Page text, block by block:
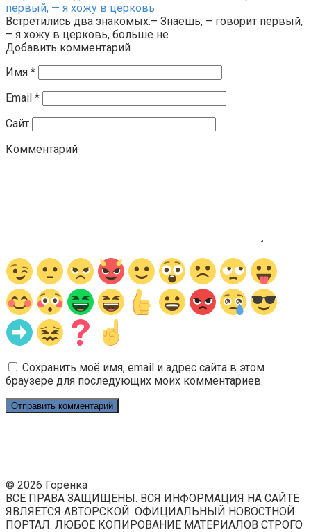
первый, — я хожу в церковь
Встретились два знакомых:– Знаешь, – говорит первый,
– я хожу в церковь, больше не
Добавить комментарий
Имя *
Email *
Сайт
Комментарий
Сохранить моё имя, email и адрес сайта в этом
браузере для последующих моих комментариев.
© 2026 Горенка
ВСЕ ПРАВА ЗАЩИЩЕНЫ. ВСЯ ИНФОРМАЦИЯ НА САЙТЕ
ЯВЛЯЕТСЯ АВТОРСКОЙ. ОФИЦИАЛЬНЫЙ НОВОСТНОЙ
ПОРТАЛ. ЛЮБОЕ КОПИРОВАНИЕ МАТЕРИАЛОВ СТРОГО